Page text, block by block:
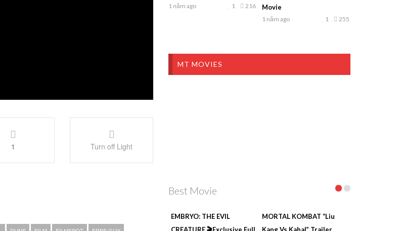
1 Turn off Light
1 năm ago 216
1
Movie
1 năm ago 255
1
MT MOVIES
Best Movie
EMBRYO: THE EVIL
MORTAL KOMBAT “Liu